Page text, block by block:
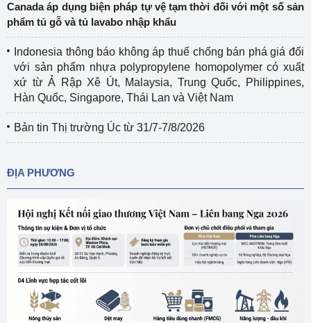
Canada áp dụng biện pháp tự vệ tạm thời đối với một số sản
phẩm tủ gỗ và tủ lavabo nhập khẩu
Indonesia thông báo không áp thuế chống bán phá giá đối
với sản phẩm nhựa polypropylene homopolymer có xuất
xứ từ Ả Rập Xê Út, Malaysia, Trung Quốc, Philippines,
Hàn Quốc, Singapore, Thái Lan và Việt Nam
Bản tin Thị trường Úc từ 31/7-7/8/2026
ĐỊA PHƯƠNG